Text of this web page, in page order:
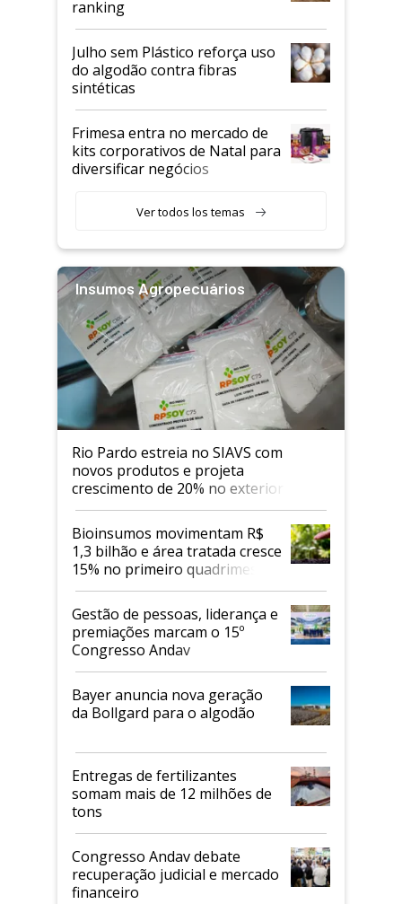
ranking
Julho sem Plástico reforça uso
do algodão contra fibras
sintéticas
Frimesa entra no mercado de
kits corporativos de Natal para
diversificar negócios
Ver todos los temas
Insumos Agropecuários
Rio Pardo estreia no SIAVS com
novos produtos e projeta
crescimento de 20% no exterior
Bioinsumos movimentam R$
1,3 bilhão e área tratada cresce
15% no primeiro quadrimestre
de 2026
Gestão de pessoas, liderança e
premiações marcam o 15º
Congresso Andav
Bayer anuncia nova geração
da Bollgard para o algodão
Entregas de fertilizantes
somam mais de 12 milhões de
tons
Congresso Andav debate
recuperação judicial e mercado
financeiro